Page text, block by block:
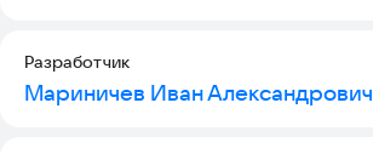
• Добавлены эффекты при поедании ягод
• Обновлен UI для золотых монеток
Разработчик
Мариничев Иван Александрович